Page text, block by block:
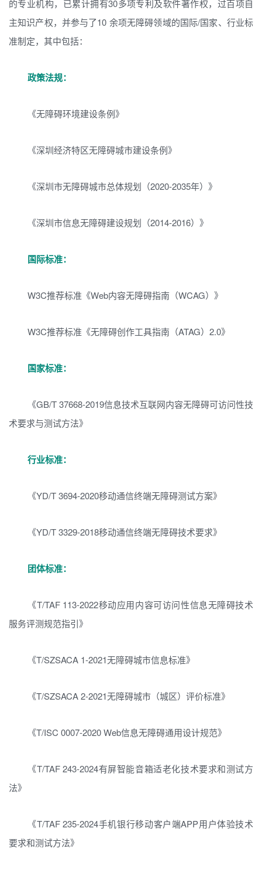
的专业机构，已累计拥有30多项专利及软件著作权，过百项自
主知识产权，并参与了10 余项无障碍领域的国际/国家、行业标
准制定，其中包括：
政策法规：
《无障碍环境建设条例》
《深圳经济特区无障碍城市建设条例》
《深圳市无障碍城市总体规划（2020-2035年）》
《深圳市信息无障碍建设规划（2014-2016）》
国际标准：
W3C推荐标准《Web内容无障碍指南（WCAG）》
W3C推荐标准《无障碍创作工具指南（ATAG）2.0》
国家标准：
《GB/T 37668-2019信息技术互联网内容无障碍可访问性技
术要求与测试方法》
行业标准：
《YD/T 3694-2020移动通信终端无障碍测试方案》
《YD/T 3329-2018移动通信终端无障碍技术要求》
团体标准：
《T/TAF 113-2022移动应用内容可访问性信息无障碍技术
服务评测规范指引》
《T/SZSACA 1-2021无障碍城市信息标准》
《T/SZSACA 2-2021无障碍城市（城区）评价标准》
《T/ISC 0007-2020 Web信息无障碍通用设计规范》
《T/TAF 243-2024有屏智能音箱适老化技术要求和测试方
法》
《T/TAF 235-2024手机银行移动客户端APP用户体验技术
要求和测试方法》